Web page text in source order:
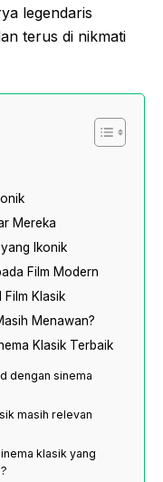
legendaris
terus di nikmati
Mereka
Ikonik
Film Modern
Film Klasik
Menawan?
Klasik Terbaik
dengan sinema
masih relevan
klasik yang